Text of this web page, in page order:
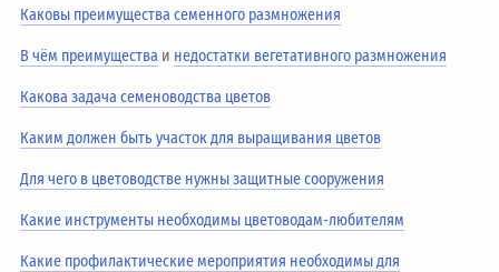
Каковы преимущества семенного размножения
В чём преимущества и недостатки вегетативного размножения
Какова задача семеноводства цветов
Каким должен быть участок для выращивания цветов
Для чего в цветоводстве нужны защитные сооружения
Какие инструменты необходимы цветоводам-любителям
Какие профилактические мероприятия необходимы для